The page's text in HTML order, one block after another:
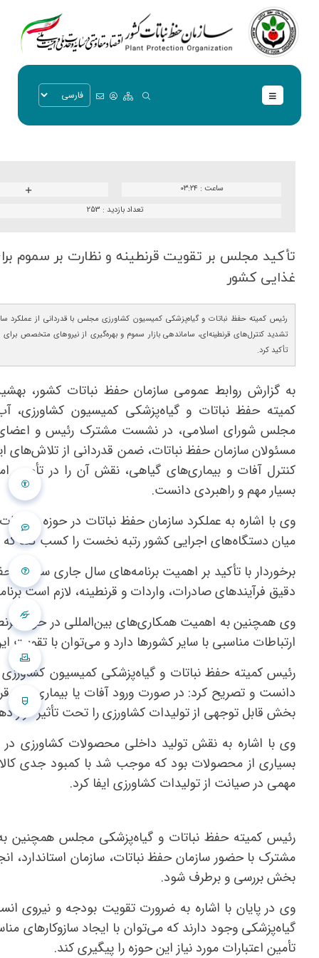
ساعت : ۰۳:۲۴
تعداد بازدید : 253
تأكید مجلس بر تقویت قرنطینه و نظارت بر سموم
غذایی كشور
رئیس کمیته حفظ نباتات و گیاه‌پزشکی کمیسیون کشاورزی مجلس با قدردانی از عملکرد
تشدید کنترل‌های قرنطینه‌ای، ساماندهی بازار سموم و بهره‌گیری از نیروهای متخصص
تأکید کرد.
به گزارش روابط عمومی سازمان حفظ نباتات کشور،
کمیته حفظ نباتات و گیاه‌پزشکی کمیسیون کشاورزی،
مجلس شورای اسلامی، در نشست مشترک رئیس و
مسئولان سازمان حفظ نباتات، ضمن قدردانی از تلاش‌های
کنترل آفات و بیماری‌های گیاهی، نقش آن را در تأمین
بسیار مهم و راهبردی دانست.
وی با اشاره به عملکرد سازمان حفظ نباتات در حوزه
میان دستگاه‌های اجرایی کشور رتبه نخست را کسب کند که
برخوردار با تأکید بر اهمیت برنامه‌های سال جاری
دقیق فرآیندهای صادرات، واردات و قرنطینه، لازم است
وی همچنین به اهمیت همکاری‌های بین‌المللی در حوزه
ارتباطات مناسبی با سایر کشورها دارد و می‌توان با
رئیس کمیته حفظ نباتات و گیاه‌پزشکی کمیسیون کشاورزی
دانست و تصریح کرد: در صورت ورود آفات یا بیماری‌های
بخش قابل توجهی از تولیدات کشاورزی را تحت تأثیر قرار
وی با اشاره به نقش تولید داخلی محصولات کشاورزی
بسیاری از محصولات بود که موجب شد با کمبود جدی
مهمی در صیانت از تولیدات کشاورزی ایفا کرد.
رئیس کمیته حفظ نباتات و گیاه‌پزشکی مجلس همچنین به
مشترک با حضور سازمان حفظ نباتات، سازمان استاندارد،
بخش بررسی و برطرف شود.
وی در پایان با اشاره به ضرورت تقویت بودجه و نیروی
گیاه‌پزشکی وجود دارند که می‌توان با ایجاد
تأمین اعتبارات مورد نیاز این حوزه را پیگیری کند.